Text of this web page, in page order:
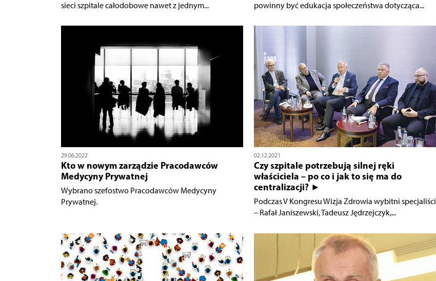
sieci szpitale całodobowe nawet z jednym...
powinny być edukacja społeczeństwa dotycząca...
29.06.2022
Kto w nowym zarządzie Pracodawców
Medycyny Prywatnej
Wybrano szefostwo Pracodawców Medycyny
Prywatnej.
02.12.2021
Czy szpitale potrzebują silnej ręki
właściciela – po co i jak to się ma do
centralizacji? ►
Podczas V Kongresu Wizja Zdrowia wybitni specjaliści
– Rafał Janiszewski, Tadeusz Jędrzejczyk,...